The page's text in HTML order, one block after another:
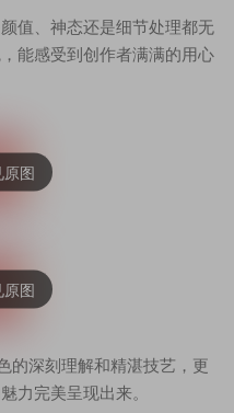
值、神态还是细节处理都无
能感受到创作者满满的用心
的深刻理解和精湛技艺，更
力完美呈现出来。